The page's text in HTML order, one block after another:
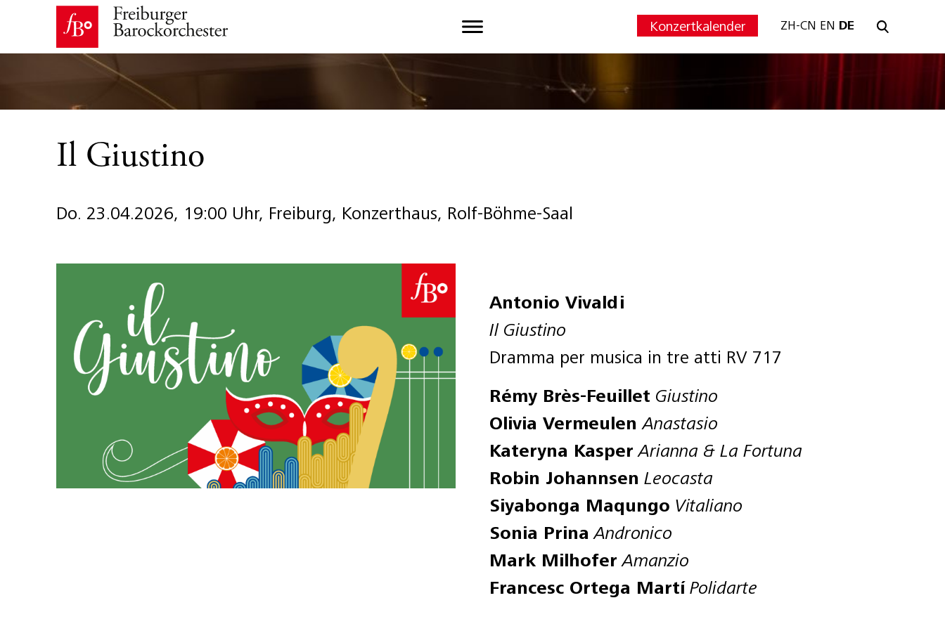
Konzertkalender ZH-CN EN DE
Il Giustino
Do. 23.04.2026, 19:00 Uhr, Freiburg, Konzerthaus, Rolf-Böhme-Saal
Antonio Vivaldi
Il Giustino
Dramma per musica in tre atti RV 717
Rémy Brès-Feuillet Giustino
Olivia VermeulenAnastasio
Kateryna Kasper Arianna & La Fortuna
Robin Johannsen Leocasta
Siyabonga Maqungo Vitaliano
Sonia Prina Andronico
Mark Milhofer Amanzio
Francesc Ortega Martí Polidarte